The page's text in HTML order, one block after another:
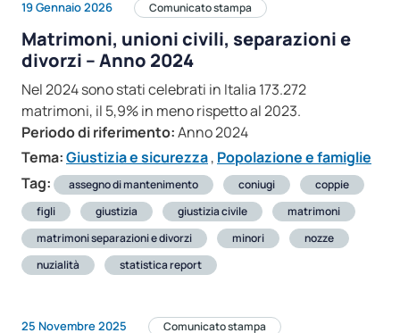
19 Gennaio 2026 Comunicato stampa
Matrimoni, unioni civili, separazioni e
divorzi – Anno 2024
Nel 2024 sono stati celebrati in Italia 173.272
matrimoni, il 5,9% in meno rispetto al 2023.
Periodo di riferimento:Anno 2024
Tema:Giustizia e sicurezza, Popolazione e famiglie
Tag:
assegno di mantenimento coniugi
coppie
figli
giustizia giustizia civile
matrimoni
matrimoni separazioni e divorzi
minori
nozze
nuzialità
statistica report
25 Novembre 2025 Comunicato stampa